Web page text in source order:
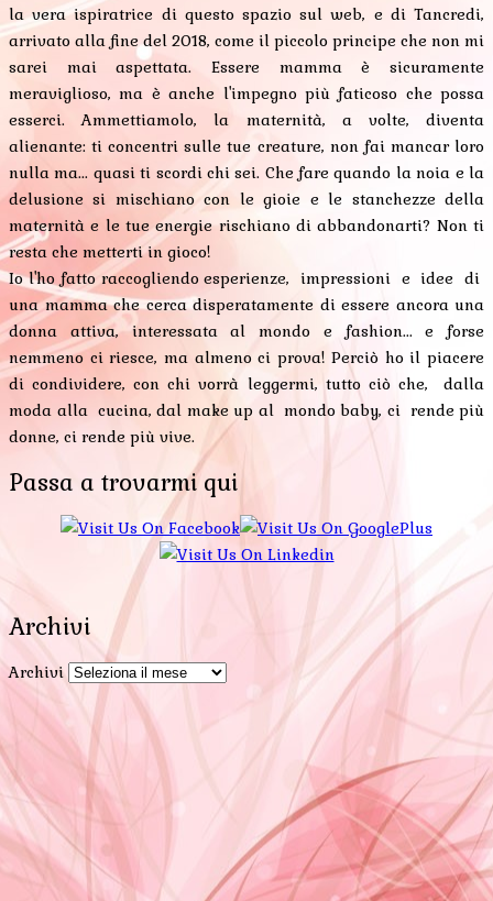
la vera ispiratrice di questo spazio sul web, e di Tancredi,
arrivato alla fine del 2018, come il piccolo principe che non mi
sarei mai aspettata. Essere mamma è sicuramente
meraviglioso, ma è anche l'impegno più faticoso che possa
esserci. Ammettiamolo, la maternità, a volte, diventa
alienante: ti concentri sulle tue creature, non fai mancar loro
nulla ma... quasi ti scordi chi sei. Che fare quando la noia e la
delusione si mischiano con le gioie e le stanchezze della
maternità e le tue energie rischiano di abbandonarti? Non ti
resta che metterti in gioco!
Io l'ho fatto raccogliendo esperienze, impressioni e idee di
una mamma che cerca disperatamente di essere ancora una
donna attiva, interessata al mondo e fashion... e forse
nemmeno ci riesce, ma almeno ci prova! Perciò ho il piacere
di condividere, con chi vorrà leggermi, tutto ciò che, dalla
moda alla cucina, dal make up al mondo baby, ci rende più
donne, ci rende più vive.
Passa a trovarmi qui
Archivi
Archivi